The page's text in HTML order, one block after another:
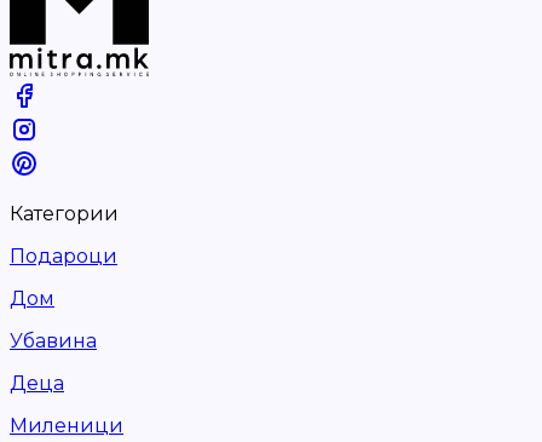
Категории
Подароци
Дом
Убавина
Деца
Миленици